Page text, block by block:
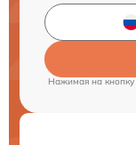
Нажимая на